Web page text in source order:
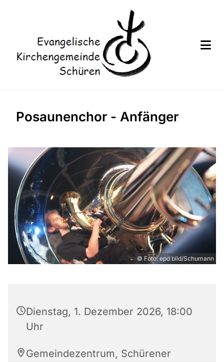
Posaunenchor - Anfänger
© Foto: epd bild/Schumann
Dienstag, 1. Dezember 2026, 18:00
Uhr
Gemeindezentrum, Schürener